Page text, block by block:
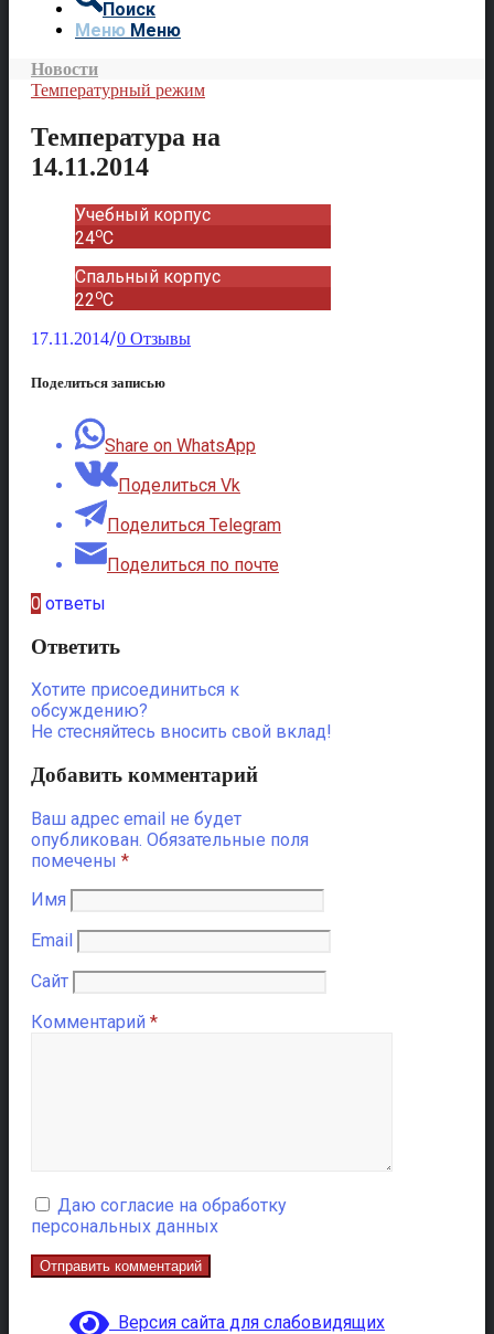
Поиск
Меню Меню
Новости
Температурный режим
Температура на
14.11.2014
Учебный корпус
24oC
Спальный корпус
22oC
17.11.2014/0 Отзывы
Поделиться записью
Share on WhatsApp
Поделиться Vk
Поделиться Telegram
Поделиться по почте
0 ответы
Ответить
Хотите присоединиться к
обсуждению?
Не стесняйтесь вносить свой вклад!
Добавить комментарий
Ваш адрес email не будет
опубликован. Обязательные поля
помечены *
Имя
Email
Сайт
Комментарий *
Даю согласие на обработку
персональных данных
Версия сайта для слабовидящих